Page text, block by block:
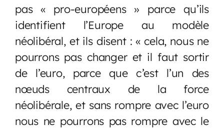
pas « pro-européens » parce qu’ils
identifient l’Europe au modèle
néolibéral, et ils disent : « cela, nous ne
pourrons pas changer et il faut sortir
de l’euro, parce que c’est l’un des
nœuds centraux de la force
néolibérale, et sans rompre avec l’euro
nous ne pourrons pas rompre avec le